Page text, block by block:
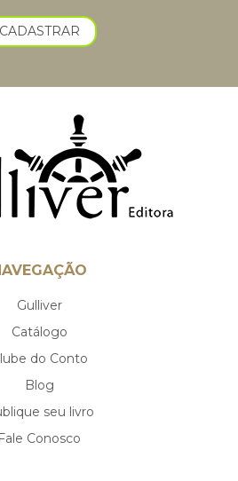
CADASTRAR
Gulliver
Catálogo
do Conto
Blog
seu livro
Fale Conosco